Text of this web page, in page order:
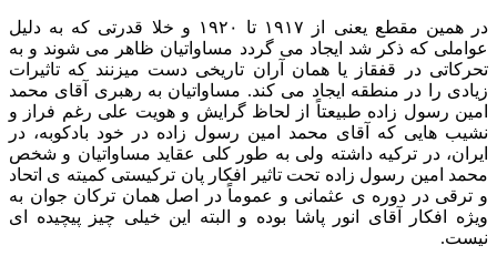
در همین مقطع یعنی از ۱۹۱۷ تا ۱۹۲۰ و خلا قدرتی که به دلیل
عواملی که ذکر شد ایجاد می گردد مساواتیان ظاهر می شوند و به
تحرکاتی در قفقاز یا همان آران تاریخی دست میزنند که تاثیرات
زیادی را در منطقه ایجاد می کند. مساواتیان به رهبری آقای محمد
امین رسول زاده طبیعتاً از لحاظ گرایش و هویت علی رغم فراز و
نشیب هایی که آقای محمد امین رسول زاده در خود بادکوبه، در
ایران، در ترکیه داشته ولی به طور کلی عقاید مساواتیان و شخص
محمد امین رسول زاده تحت تاثیر افکار پان ترکیستی کمیته ی اتحاد
و ترقی در دوره ی عثمانی و عموماً در اصل همان ترکان جوان به
ویژه افکار آقای انور پاشا بوده و البته این خیلی چیز پیچیده ای
نیست.